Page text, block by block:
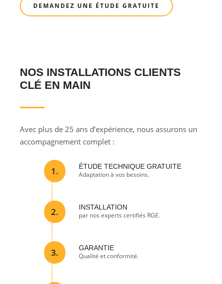
DEMANDEZ UNE ÉTUDE GRATUITE
NOS INSTALLATIONS CLIENTS
CLÉ EN MAIN
Avec plus de 25 ans d’expérience, nous assurons un
accompagnement complet :
1. ÉTUDE TECHNIQUE GRATUITE
Adaptation à vos besoins.
2. INSTALLATION
par nos experts certifiés RGE.
3. GARANTIE
Qualité et conformité.